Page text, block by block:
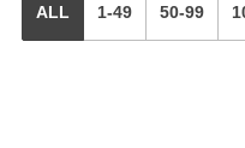
ALL 1-49 50-99